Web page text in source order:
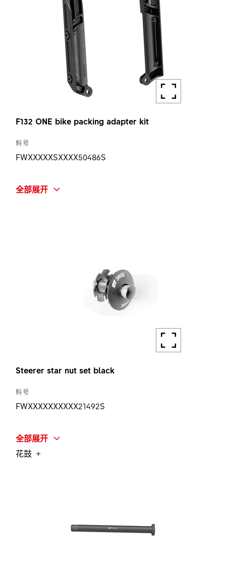
F132 ONE bike packing adapter kit
料号
FWXXXXXSXXXX50486S
F132 ONE BP ADAPTER KIT
全部展开
Steerer star nut set black
料号
FWXXXXXXXXXX21492S
STEERER STAR NUT SET BLK
全部展开
花鼓